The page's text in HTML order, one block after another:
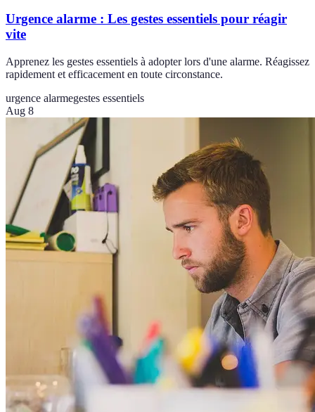
Urgence alarme : Les gestes essentiels pour réagir
vite
Apprenez les gestes essentiels à adopter lors d'une alarme. Réagissez
rapidement et efficacement en toute circonstance.
urgence alarmegestes essentiels
Aug 8